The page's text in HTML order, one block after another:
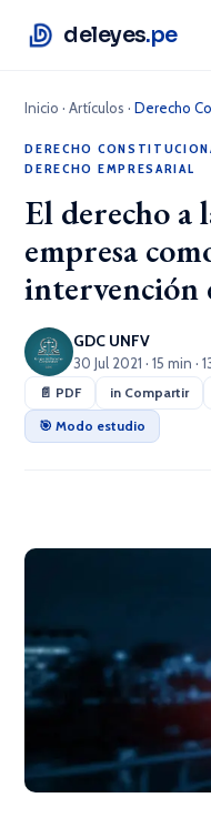
deleyes.pe
Inicio ·Artículos ·Derecho
DERECHO
DERECHO EMPRESARIAL
El derecho a
empresa
intervención
GDC UNFV
30 Jul 2021 · 15 min ·
📄 PDF in Compartir
🎯 Modo estudio